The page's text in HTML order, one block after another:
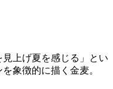
見上げ夏を感じる」とい
象徴的に描く金麦。